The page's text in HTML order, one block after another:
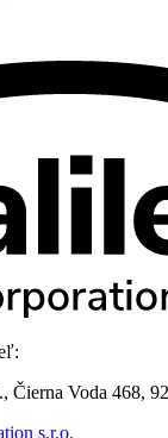
Čierna Voda 468,
s.r.o.